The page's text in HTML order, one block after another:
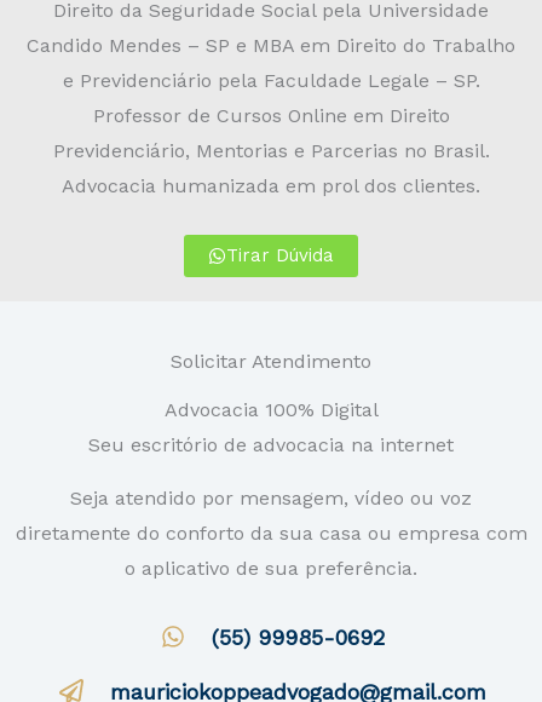
o
m
o
5
e
Direito da Seguridade Social pela Universidade
Candido Mendes – SP e MBA em Direito do Trabalho
e Previdenciário pela Faculdade Legale – SP.
Professor de Cursos Online em Direito
Previdenciário, Mentorias e Parcerias no Brasil.
Advocacia humanizada em prol dos clientes.
Tirar Dúvida
Solicitar Atendimento
Advocacia 100% Digital
Seu escritório de advocacia na internet
Seja atendido por mensagem, vídeo ou voz
diretamente do conforto da sua casa ou empresa com
o aplicativo de sua preferência.
(55) 99985-0692
mauriciokoppeadvogado@gmail.com